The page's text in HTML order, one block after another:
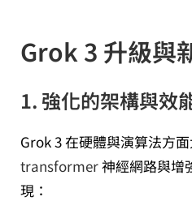
Grok 3 升級與
1. 強化的架構與效
Grok 3 在硬體與演算法方
transformer神經網路與增
現：